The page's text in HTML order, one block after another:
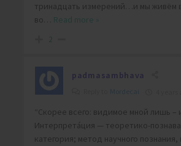
тринадцать измерений…и мы живём
во
Read more »
2
padmasambhava
“Скорее всего: видимое мной лишь –
Интерпрета́ция — теоретико-
категория; метод научного